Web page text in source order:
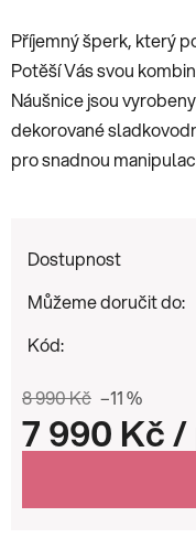
Příjemný šperk, který
Potěší Vás svou
Náušnice jsou
dekorované
pro snadnou
Dostupnost
Můžeme doručit do:
Kód:
8 990 Kč –11 %
7 990 Kč/